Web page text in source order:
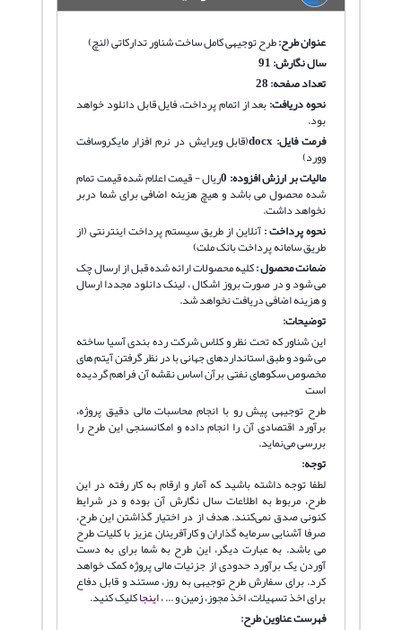
عنوان طرح:طرح توجیهی کامل ساخت شناور تدارکاتی (لنچ)
سال نگارش: 91
تعداد صفحه: 28
نحوه دریافت:بعد از اتمام پرداخت، فایل قابل دانلود خواهد
بود.
فرمت فایل:docx(قابل ویرایش در نرم افزار مایکروسافت
وورد)
مالیات بر ارزش افزوده: 0ریال - قیمت اعلام شده قیمت تمام
شده محصول می باشد و هیچ هزینه اضافی برای شما دربر
نخواهد داشت.
نحوه پرداخت :آنلاین از طریق سیستم پرداخت اینترنتی (از
طریق سامانه پرداخت بانک ملت)
ضمانت محصول :کلیه محصولات ارائه شده قبل از ارسال چک
می شود و در صورت بروز اشکال ، لینک دانلود مجددا ارسال
و هزینه اضافی دریافت نخواهد شد.
توضیحات:
این شناور که تحت نظر و کلاس شرکت رده بندی آسیا ساخته
می شود و طبق استانداردهای جهانی با در نظر گرفتن آیتم های
مخصوص سکوهای نفتی برآن اساس نقشه آن فراهم گردیده
است
طرح توجیهی پیش رو با انجام محاسبات مالی دقیق پروژه،
برآورد اقتصادی آن را انجام داده و امکانسنجی این طرح را
بررسی می‌نماید.
توجه:
لطفا توجه داشته باشید که آمار و ارقام به کار رفته در این
طرح، مربوط به اطلاعات سال نگارش آن بوده و در شرایط
کنونی صدق نمی‌کنند. هدف از در اختیار گذاشتن این طرح،
صرفا آشنایی سرمایه گذاران و کارآفرینان عزیز با کلیات طرح
می باشد. به عبارت دیگر، این طرح به شما برای به دست
آوردن یک برآورد حدودی از جزئیات مالی پروژه کمک خواهد
کرد. برای سفارش طرح توجیهی به روز، مستند و قابل دفاع
برای اخذ تسهیلات، اخذ مجوز، زمین و ... ،اینجاکلیک کنید.
فهرست عناوین طرح: